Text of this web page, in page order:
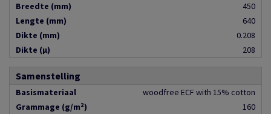
Breedte (mm)
450
Lengte (mm)
640
Dikte (mm)
0.208
Dikte (µ)
208
Samenstelling
Basismateriaal
woodfree ECF with 15% cotton
Grammage (g/m²)
160